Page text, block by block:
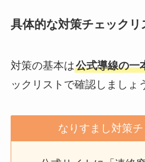
具体的な対策チェックリ
対策の基本は公式導線の一
ックリストで確認しましょ
なりすまし対策